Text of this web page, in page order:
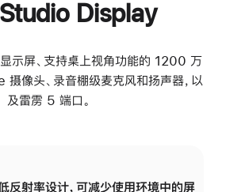
Display
示屏、支持桌上视角功能的 1200 万
像头、录音棚级麦克风和扬声器，以
及雷雳 5 端口。
反射率设计，可减少使用环境中的屏